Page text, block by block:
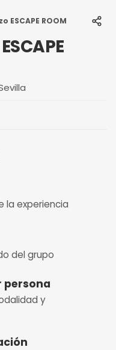
ESCAPE ROOM
la experiencia
del grupo
persona
y